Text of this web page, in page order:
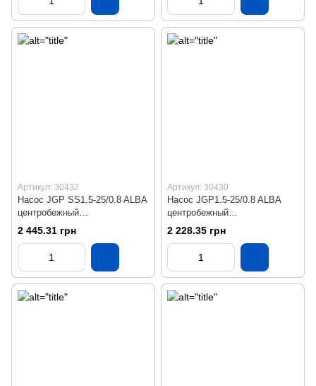
Артикул: 30432
Насос JGP SS1.5-25/0.8 ALBA
центробежный
самовсасывающий
2 445.31 грн
Артикул: 30430
Насос JGP1.5-25/0.8 ALBA
центробежный
самовсасывающий
2 228.35 грн